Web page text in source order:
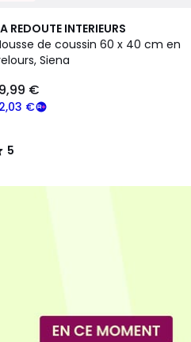
REDOUTE INTERIEURS
de coussin 60 x 40 cm en
Siena
€
€
5
/
5
5